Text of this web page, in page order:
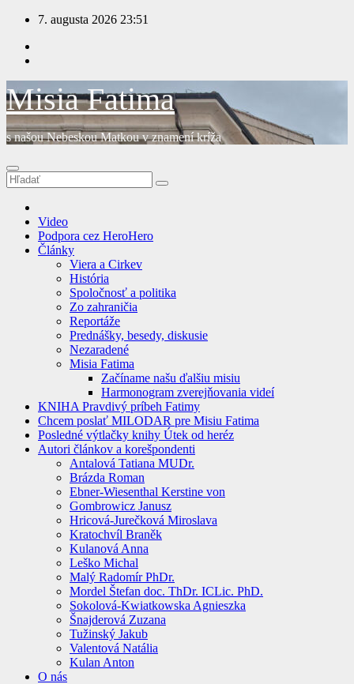
Prejsť
obsah
7. augusta 2026 23:51
Misia Fatima
s našou Nebeskou Matkou v znamení kríža
Video
Podpora cez HeroHero
Články
Viera a Cirkev
História
Spoločnosť a politika
Zo zahraničia
Reportáže
Prednášky, besedy, diskusie
Nezaradené
Misia Fatima
Začíname našu ďalšiu misiu
Harmonogram zverejňovania videí
KNIHA Pravdivý príbeh Fatimy
Chcem poslať MILODAR pre Misiu Fatima
Posledné výtlačky knihy Útek od heréz
Autori článkov a korešpondenti
Antalová Tatiana MUDr.
Brázda Roman
Ebner-Wiesenthal Kerstine von
Gombrowicz Janusz
Hricová-Jurečková Miroslava
Kratochvíl Braněk
Kulanová Anna
Leško Michal
Malý Radomír PhDr.
Mordel Štefan doc. ThDr. ICLic. PhD.
Sokolová-Kwiatkowska Agnieszka
Šnajderová Zuzana
Tužinský Jakub
Valentová Natália
Kulan Anton
O nás